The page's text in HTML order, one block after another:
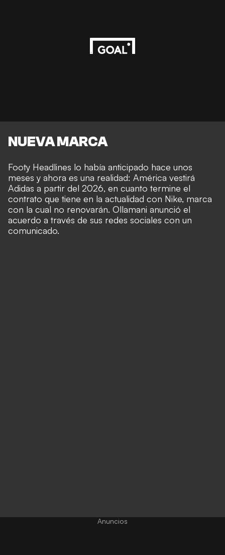
NUEVA MARCA
Footy Headlines lo había anticipado hace unos
meses y ahora es una realidad: América vestirá
Adidas a partir del 2026, en cuanto termine el
contrato que tiene en la actualidad con Nike, marca
con la cual no renovarán. Ollamani anunció el
acuerdo a través de sus redes sociales con un
comunicado.